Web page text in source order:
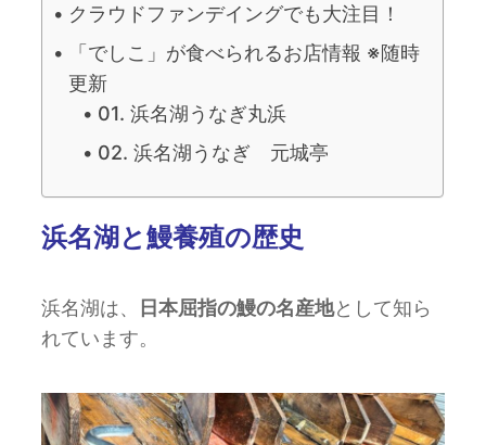
クラウドファンデイングでも大注目！
「でしこ」が食べられるお店情報 ※随時
更新
01. 浜名湖うなぎ丸浜
02. 浜名湖うなぎ 元城亭
浜名湖と鰻養殖の歴史
浜名湖は、 日本屈指の鰻の名産地として知ら
れています。